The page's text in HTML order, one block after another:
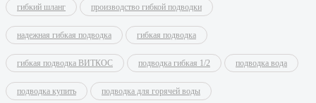
гибкий шланг производство гибкой подводки
надежная гибкая подводка гибкая подводка
гибкая подводка ВИТКОС подводка гибкая 1/2 подводка вода
подводка купить подводка для горячей воды